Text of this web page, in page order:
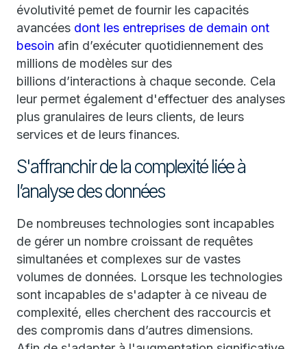
évolutivité pemet de fournir les capacités
avancées dont les entreprises de demain ont
besoin afin d’exécuter quotidiennement des
millions de modèles sur des
billions d’interactions à chaque seconde. Cela
leur permet également d'effectuer des analyses
plus granulaires de leurs clients, de leurs
services et de leurs finances.
S'affranchir de la complexité liée à
l’analyse des données
De nombreuses technologies sont incapables
de gérer un nombre croissant de requêtes
simultanées et complexes sur de vastes
volumes de données. Lorsque les technologies
sont incapables de s'adapter à ce niveau de
complexité, elles cherchent des raccourcis et
des compromis dans d’autres dimensions.